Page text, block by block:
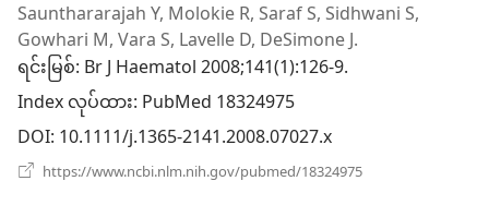
အသစ်
ဖွ
င့်
နေ
ပါ
Saunthararajah Y, Molokie R, Saraf S, Sidhwani S,
Gowhari M, Vara S, Lavelle D, DeSimone J.
ရင်းမြစ်‎: Br J Haematol 2008;141(1):126-9.
Index လုပ်ထား‎: PubMed 18324975
DOI‎: 10.1111/j.1365-2141.2008.07027.x
https://www.ncbi.nlm.nih.gov/pubmed/18324975